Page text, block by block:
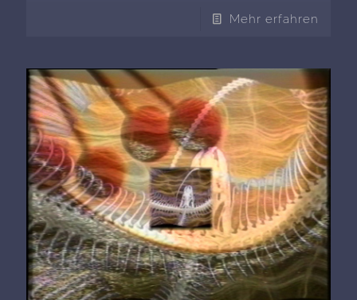
Mehr erfahren